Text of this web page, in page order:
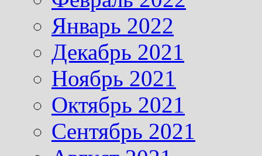
Январь 2022
Декабрь 2021
Ноябрь 2021
Октябрь 2021
Сентябрь 2021